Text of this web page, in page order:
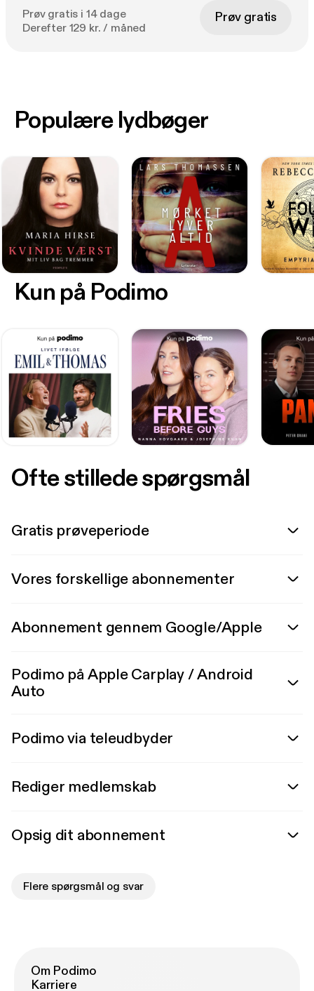
Prøv gratis i 14 dage
Derefter 129 kr. / måned
Prøv gratis
Kun på Podimo
Populære lydbøger
Ofte stillede spørgsmål
Gratis prøveperiode
Vores forskellige abonnementer
Abonnement gennem Google/Apple
Podimo på Apple Carplay / Android
Auto
Podimo via teleudbyder
Rediger medlemskab
Opsig dit abonnement
Flere spørgsmål og svar
Om Podimo
Karriere